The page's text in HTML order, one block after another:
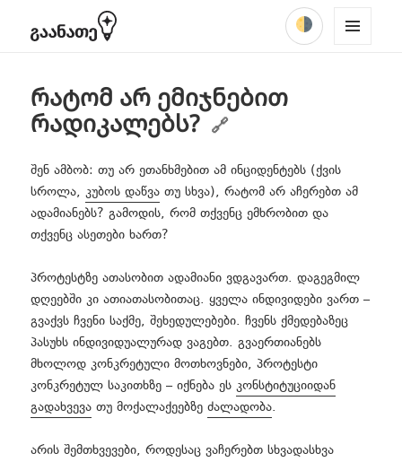
ᲩᲐᲐᲑᲜᲔᲚᲔ
გპასუხობთ შენიშვნებზე
აქტუალური
მიმართვა
პროპაგანდა
შემოგვიერთდი
Facebook
YouTube
TikTok
Instagram
რატომ არ ემიჯნებით
რადიკალებს?
შენ ამბობ: თუ არ ეთანხმებით ამ ინციდენტებს (ქვის
სროლა,კუბოს დაწვა თუ სხვა), რატომ არ აჩერებთ ამ
ადამიანებს? გამოდის, რომ თქვენც ემხრობით და
თქვენც ასეთები ხართ?
პროტესტზე ათასობით ადამიანი ვდგავართ. დაგეგმილ
დღეებში კი ათიათასობითაც. ყველა ინდივიდები ვართ –
გვაქვს ჩვენი საქმე, შეხედულებები. ჩვენს ქმედებაზეც
პასუხს ინდივიდუალურად ვაგებთ. გვაერთიანებს
მხოლოდ კონკრეტული მოთხოვნები, პროტესტი
კონკრეტულ საკითხზე – იქნება ესკონსტიტუციიდან
გადახვევა თუ მოქალაქეებზეძალადობა.
არის შემთხვევები, როდესაც ვაჩერებთ სხვადასხვა